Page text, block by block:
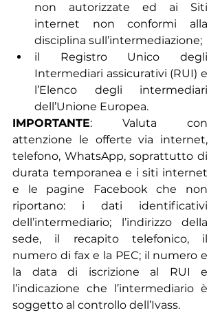
non autorizzate ed ai Siti
internet non conformi alla
disciplina sull’intermediazione;
il Registro Unico degli
Intermediari assicurativi (RUI) e
l’Elenco degli intermediari
dell’Unione Europea.
IMPORTANTE: Valuta con
attenzione le offerte via internet,
telefono, WhatsApp, soprattutto di
durata temporanea e i siti internet
e le pagine Facebook che non
riportano: i dati identificativi
dell’intermediario; l’indirizzo della
sede, il recapito telefonico, il
numero di fax e la PEC; il numero e
la data di iscrizione al RUI e
l’indicazione che l’intermediario è
soggetto al controllo dell’Ivass.